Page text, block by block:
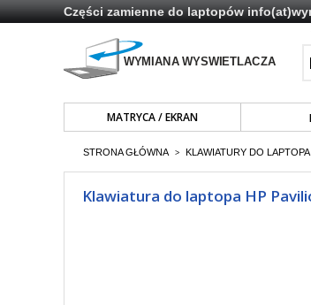
Części zamienne do laptopów
MATRYCA / EKRAN
STRONA GŁÓWNA > KLAWIATURY DO LAPTOPA
Klawiatura do laptopa HP